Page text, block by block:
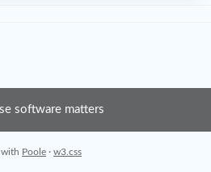
software matters
Poole · w3.css